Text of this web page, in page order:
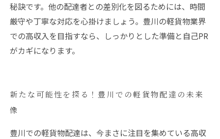
秘訣です。他の配達者との差別化を図るためには、時間
厳守や丁寧な対応を心掛けましょう。豊川の軽貨物業界
での高収入を目指すなら、しっかりとした準備と自己PR
がカギになります。
新たな可能性を探る！豊川での軽貨物配達の未来
像
豊川での軽貨物配達は、今まさに注目を集めている高収